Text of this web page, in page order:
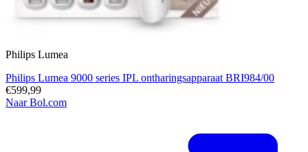
Philips Lumea
Philips Lumea 9000 series IPL ontharingsapparaat BRI984/00
€599,99
Naar Bol.com